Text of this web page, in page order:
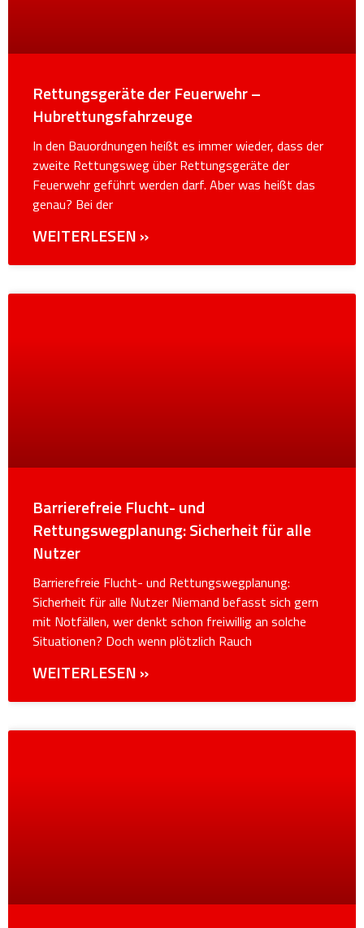
Rettungsgeräte der Feuerwehr –
Hubrettungsfahrzeuge
In den Bauordnungen heißt es immer wieder, dass der
zweite Rettungsweg über Rettungsgeräte der
Feuerwehr geführt werden darf. Aber was heißt das
genau? Bei der
WEITERLESEN »
Barrierefreie Flucht- und
Rettungswegplanung: Sicherheit für alle
Nutzer
Barrierefreie Flucht- und Rettungswegplanung:
Sicherheit für alle Nutzer Niemand befasst sich gern
mit Notfällen, wer denkt schon freiwillig an solche
Situationen? Doch wenn plötzlich Rauch
WEITERLESEN »